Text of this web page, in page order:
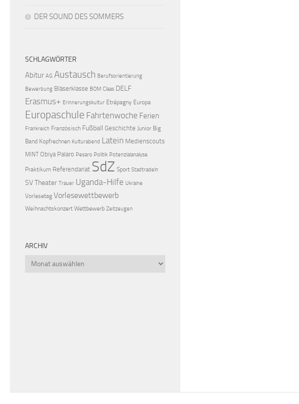
DER SOUND DES SOMMERS
SCHLAGWÖRTER
Abitur AG Austausch Berufsorientierung
Bewerbung Bläserklasse BOM Claas DELF
Erasmus+ Erinnerungskultur Etrépagny Europa
Europaschule Fahrtenwoche Ferien
Frankreich Französisch Fußball Geschichte Junior Big
Band Kopfrechnen Kulturabend Latein Medienscouts
MINT Obiya Palaro Pesaro Politik Potenzialanalyse
Praktikum Referendariat SdZ Sport Stadtradeln
SVTheater Trauer Uganda-Hilfe Ukraine
Vorlesetag Vorlesewettbewerb
Weihnachtskonzert Wettbewerb Zeitzeugen
ARCHIV